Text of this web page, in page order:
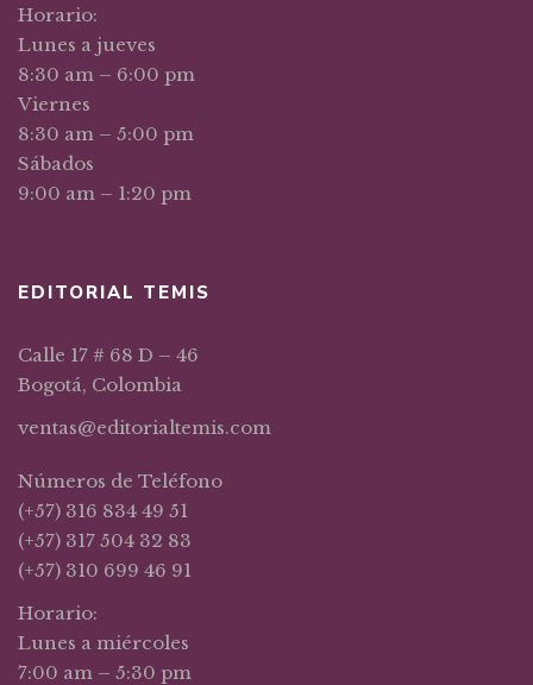
Horario:
Lunes a jueves
8:30 am – 6:00 pm
Viernes
8:30 am – 5:00 pm
Sábados
9:00 am – 1:20 pm
EDITORIAL TEMIS
Calle 17 # 68 D – 46
Bogotá, Colombia
ventas@editorialtemis.com
Números de Teléfono
(+57) 316 834 49 51
(+57) 317 504 32 83
(+57) 310 699 46 91
Horario:
Lunes a miércoles
7:00 am – 5:30 pm